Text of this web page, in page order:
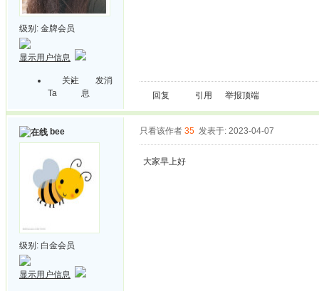
级别: 金牌会员
显示用户信息
关注
Ta
发消
息
回复 引用 举报顶端
bee
级别: 白金会员
显示用户信息
只看该作者 35 发表于: 2023-04-07
大家早上好